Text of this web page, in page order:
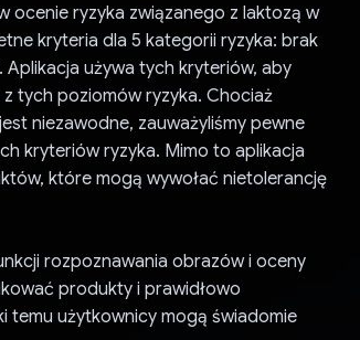
ocenie ryzyka związanego z laktozą w
kryteria dla 5 kategorii ryzyka: brak
Aplikacja używa tych kryteriów, aby
tych poziomów ryzyka. Chociaż
niezawodne, zauważyliśmy pewne
kryteriów ryzyka. Mimo to aplikacja
które mogą wywołać nietolerancję
rozpoznawania obrazów i oceny
produkty i prawidłowo
temu użytkownicy mogą świadomie